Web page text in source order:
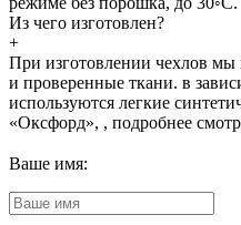
Из чего изготовлен?
+
При изготовлении чехлов мы
и проверенные ткани. в
используются легкие
«Оксфорд», , подробнее
Ваше имя: